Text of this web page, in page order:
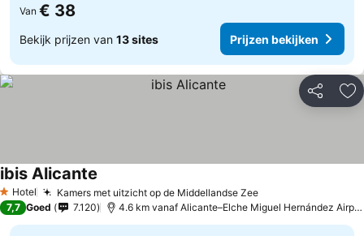
Van € 38
Bekijk prijzen van 13 sites Prijzen bekijken
Delen
1 Sterren
Hotel Kamers met uitzicht op de Middellandse Zee
ibis Alicante
7,7 Goed 7.120 4.6 km vanaf Alicante–Elche Miguel Hernández Airport